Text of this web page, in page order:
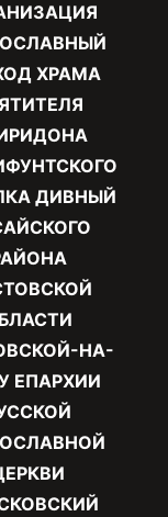
ХРАМА
ДИВНЫЙ
НА-
ЕПАРХИИ